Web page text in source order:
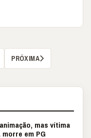
PRÓXIMA
mas vítima
em PG